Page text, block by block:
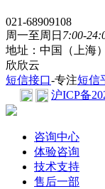
021-68909108
周一至周日 7:00-
地址：中国（上海
欣欣云
短信接口-专注短信
沪ICP备
咨询中心
体验咨询
技术支持
售后一部